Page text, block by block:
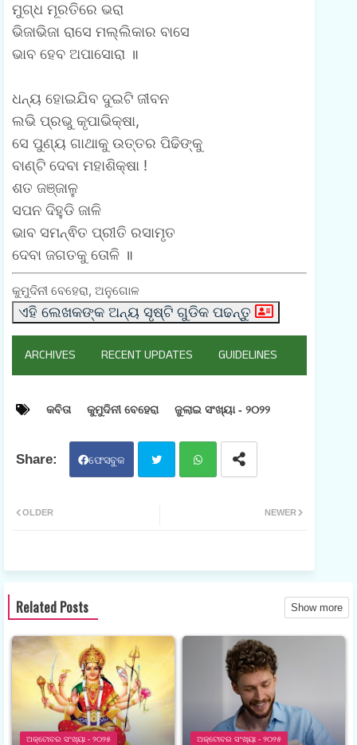
ମୁଗ୍ଧ ମୂରତିରେ ଭରା
ଭିଜାଭିଜା ରାସେ ମଲ୍ଲିକାର ବାସେ
ଭାବ ହେବ ଅପାସୋରା ॥
ଧନ୍ୟ ହୋଇଯିବ ଦୁଇଟି ଜୀବନ
ଲଭି ପ୍ରଭୁ କୃପାଭିକ୍ଷା,
ସେ ପୁଣ୍ୟ ଗାଥାକୁ ଉତ୍ତର ପିଢିଙ୍କୁ
ବାଣ୍ଟି ଦେବା ମହାଶିକ୍ଷା !
ଶତ ଜଞ୍ଜାଳୁ
ସପନ ଦିହୁଡି ଜାଳି
ଭାବ ସମନ୍ଵିତ ପ୍ରୀତି ରସାମୃତ
ଦେବା ଜଗତକୁ ତୋଳି ॥
କୁମୁଦିନୀ ବେହେରା, ଅନୁଗୋଳ
ଏହି ଲେଖକଙ୍କ ଅନ୍ୟ ସୃଷ୍ଟି ଗୁଡିକ ପଢନ୍ତୁ
ARCHIVES RECENT UPDATES GUIDELINES
କବିତା କୁମୁଦିନୀ ବେହେରା ଜୁଲାଇ ସଂଖ୍ୟା - ୨୦୨୨
ଫେସବୁକ
ଆପ
NEWER
OLDER
Related Posts Show more
ଅକ୍ଟୋବର ସଂଖ୍ୟା - ୨୦୨୫ ଅକ୍ଟୋବର ସଂଖ୍ୟା - ୨୦୨୫